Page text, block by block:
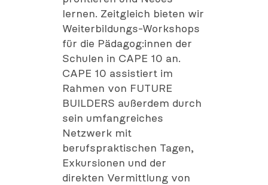
lernen. Zeitgleich bieten wir
Weiterbildungs-Workshops
für die Pädagog:innen der
Schulen in CAPE 10 an.
CAPE 10 assistiert im
Rahmen von FUTURE
BUILDERS außerdem durch
sein umfangreiches
Netzwerk mit
berufspraktischen Tagen,
Exkursionen und der
direkten Vermittlung von